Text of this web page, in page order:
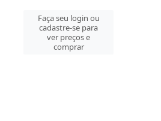
Faça seu login ou
cadastre-se para
ver preços e
comprar